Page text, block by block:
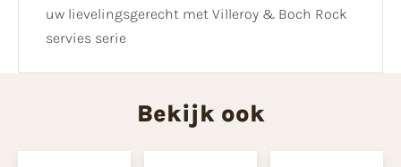
uw lievelingsgerecht met Villeroy & Boch Rock
servies serie
Bekijk ook